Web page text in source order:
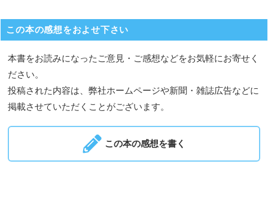
この本の感想をおよせ下さい
本書をお読みになったご意見・ご感想などをお気軽にお寄せく
ださい。
投稿された内容は、弊社ホームページや新聞・雑誌広告などに
掲載させていただくことがございます。
この本の感想を書く